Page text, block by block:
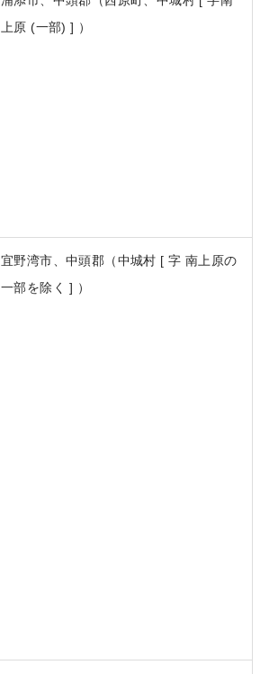
上原 (一部) ] ）
宜野湾市、中頭郡（中城村 [ 字 南上原の
一部を除く ] ）